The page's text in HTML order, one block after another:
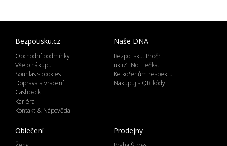
Bezpotisku.cz
Obchodní podmínky
Vše o nákupu
Souhlas s cookies
Doprava a vracení
Cashback
Kariéra
Kontakt & Nápověda
Naše DNA
Bezpotisku. Proč?
ukliZENo. Tečka.
Ke kořenům respektu
Nakupuj s QR kódy
Oblečení Prodejny